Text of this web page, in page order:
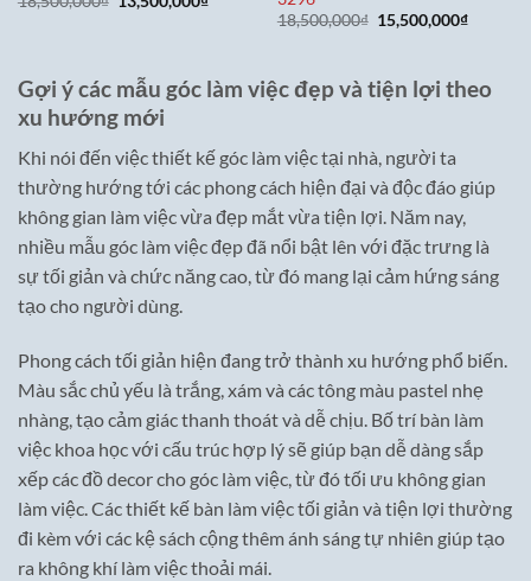
gốc
18,500,000₫ Giá
gốc
15,500,000₫Giá
Gợi ý các mẫu góc làm việc đẹp và tiện lợi theo
xu hướng mới
Khi nói đến việc thiết kế góc làm việc tại nhà, người ta
thường hướng tới các phong cách hiện đại và độc đáo giúp
không gian làm việc vừa đẹp mắt vừa tiện lợi. Năm nay,
nhiều mẫu góc làm việc đẹp đã nổi bật lên với đặc trưng là
sự tối giản và chức năng cao, từ đó mang lại cảm hứng sáng
tạo cho người dùng.
Phong cách tối giản hiện đang trở thành xu hướng phổ biến.
Màu sắc chủ yếu là trắng, xám và các tông màu pastel nhẹ
nhàng, tạo cảm giác thanh thoát và dễ chịu. Bố trí bàn làm
việc khoa học với cấu trúc hợp lý sẽ giúp bạn dễ dàng sắp
xếp các đồ decor cho góc làm việc, từ đó tối ưu không gian
làm việc. Các thiết kế bàn làm việc tối giản và tiện lợi thường
đi kèm với các kệ sách cộng thêm ánh sáng tự nhiên giúp tạo
ra không khí làm việc thoải mái.